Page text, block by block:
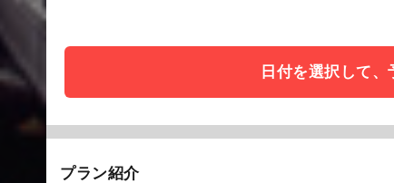
日付を選択して、
プラン紹介